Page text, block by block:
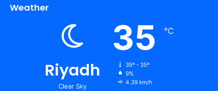
Weather
Riyadh
Clear Sky
35 ℃
35º - 35º
9%
4.39 km/h